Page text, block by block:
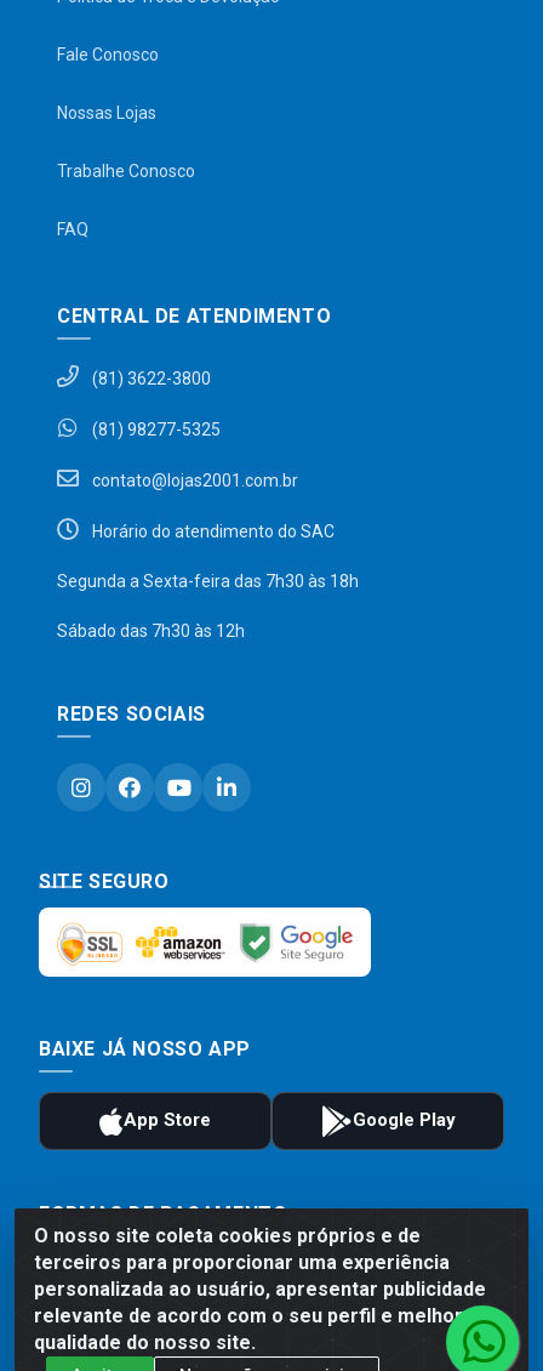
O nosso site coleta cookies próprios e de
terceiros para proporcionar uma experiência
personalizada ao usuário, apresentar publicidade
relevante de acordo com o seu perfil e melhorar a
qualidade do nosso site.
Fale Conosco
Nossas Lojas
Trabalhe Conosco
FAQ
CENTRAL DE ATENDIMENTO
(81) 3622-3800
(81) 98277-5325
contato@lojas2001.com.br
Horário do atendimento do SAC
Segunda a Sexta-feira das 7h30 às 18h
Sábado das 7h30 às 12h
REDES SOCIAIS
SITE SEGURO
BAIXE JÁ NOSSO APP
FORMAS DE PAGAMENTO